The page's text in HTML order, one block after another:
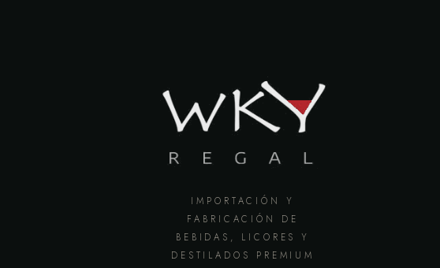
IMPORTACIÓN Y
FABRICACIÓN DE
BEBIDAS, LICORES Y
DESTILADOS PREMIUM